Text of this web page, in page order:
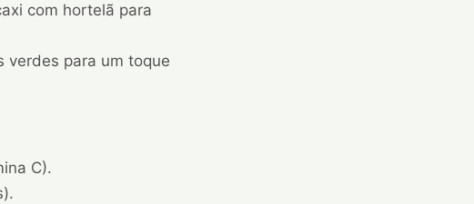
com hortelã para
verdes para um toque
C).